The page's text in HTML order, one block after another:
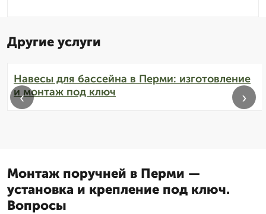
Другие услуги
Навесы для бассейна в Перми: изготовление
и монтаж под ключ
‹ ›
Монтаж поручней в Перми —
установка и крепление под ключ.
Вопросы